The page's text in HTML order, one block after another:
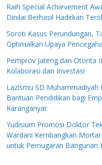
Raih Special Achievement
Dinilai Berhasil Hadirkan
Soroti Kasus Perundungan,
Optimalkan Upaya
Pemprov Jateng dan Otorita
Kolaborasi dan Investasi
Lazismu SD Muhammadiyah
Bantuan Pendidikan bagi
Karanganyar
Yudisium Promosi Doktor
Wardani Kembangkan
untuk Pemugaran Bangunan